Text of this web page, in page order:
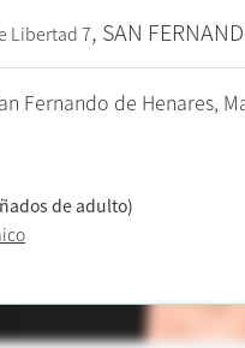
Libertad 7, SAN
Fernando de Henares,
de adulto)